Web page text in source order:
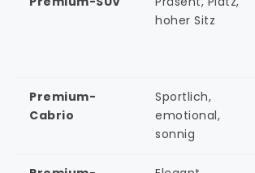
hoher Sitz
Premium-
Cabrio
Sportlich,
emotional,
sonnig